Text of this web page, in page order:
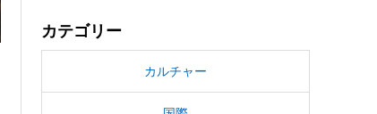
カテゴリー
カルチャー